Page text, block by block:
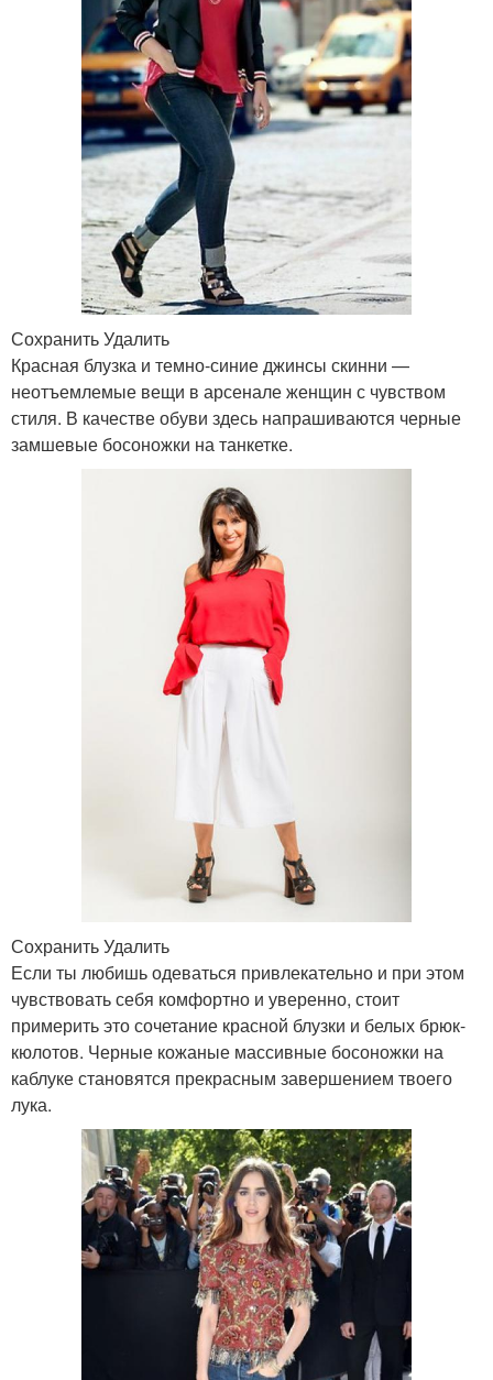
Сохранить Удалить
Красная блузка и темно-синие джинсы скинни —
неотъемлемые вещи в арсенале женщин с чувством
стиля. В качестве обуви здесь напрашиваются черные
замшевые босоножки на танкетке.
Сохранить Удалить
Если ты любишь одеваться привлекательно и при этом
чувствовать себя комфортно и уверенно, стоит
примерить это сочетание красной блузки и белых брюк-
кюлотов. Черные кожаные массивные босоножки на
каблуке становятся прекрасным завершением твоего
лука.